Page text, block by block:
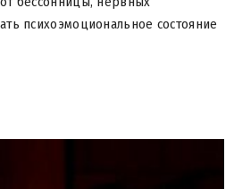
психоэмоциональное состояние